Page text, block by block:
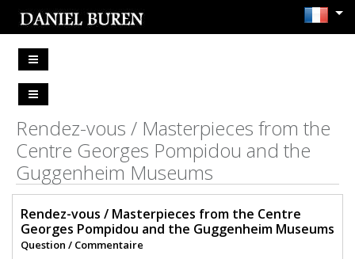
Rendez-vous / Masterpieces from the
Centre Georges Pompidou and the
Guggenheim Museums
Rendez-vous / Masterpieces from the Centre
Georges Pompidou and the Guggenheim Museums
Question / Commentaire